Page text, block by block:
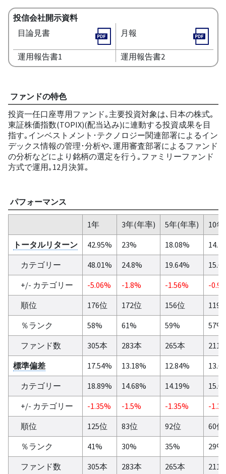
投信会社開示資料
目論見書
月報
運用報告書1 運用報告書2
ファンドの特色
投資一任口座専用ファンド｡主要投資対象は､日本の株式｡
東証株価指数(TOPIX)(配当込み)に連動する投資成果を目
指す｡インベストメント･テクノロジー関連部署によるイン
デックス情報の管理･分析や､運用審査部署によるファンド
の分析などにより銘柄の選定を行う｡ファミリーファンド
方式で運用｡12月決算｡
パフォーマンス
1年 3年(年率) 5年(年率)
10
トータルリターン
42.95% 23% 18.08%
カテゴリー
48.01% 24.8% 19.64%
+/- カテゴリー
-5.06% -1.8% -1.56%
-
順位
176位 172位 156位
119
％ランク
58% 61% 59%
57%
ファンド数
305本 283本 265本
211
標準偏差
17.54% 13.18% 12.84%
カテゴリー
18.89% 14.68% 14.19%
+/- カテゴリー
-1.35% -1.5% -1.35%
-
順位
125位 83位 92位
60位
％ランク
41% 30% 35%
29%
ファンド数
305本 283本 265本 211